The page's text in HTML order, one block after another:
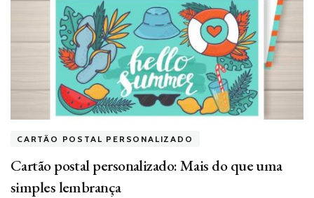
CARTÃO POSTAL PERSONALIZADO
Cartão postal personalizado: Mais do que uma
simples lembrança